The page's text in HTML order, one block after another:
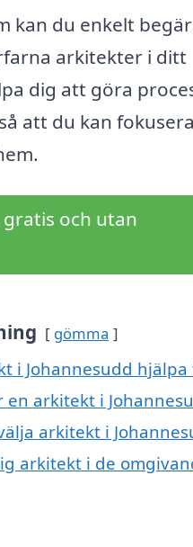
kan du enkelt
arkitekter i ditt
dig att göra
att du kan
och utan
gömma
i Johannesudd hjälpa
en arkitekt i
arkitekt i
arkitekt i de